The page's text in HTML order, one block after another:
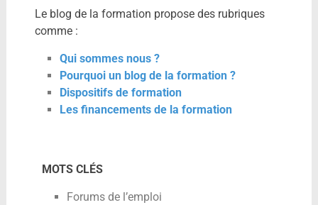
Le blog de la formation propose des rubriques
comme :
Qui sommes nous ?
Pourquoi un blog de la formation ?
Dispositifs de formation
Les financements de la formation
MOTS CLÉS
Forums de l’emploi